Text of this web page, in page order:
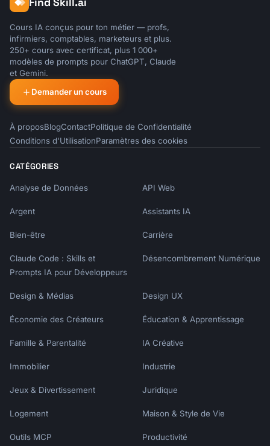
| 2 | | | | |
| 3 | | | | |
### Theme Deep Dives
[Detailed analysis of top 3-5 themes]
---
### Feedback by Segment
| Segment | Volume | Avg Sentiment | Top
Theme |
|---------|--------|---------------|---------
| [Segment 1] | | | |
---
## Key Insights
[Full insight analysis]
### Insight 2: [Title]
---
## Recommendations
| Priority | Recommendation | Owner |
Cours IA conçus pour ton métier — profs,
infirmiers, comptables, marketeurs et plus.
250+ cours avec certificat, plus 1 000+
modèles de prompts pour ChatGPT, Claude
et Gemini.
Demander un cours
À proposBlogContactPolitique de Confidentialité
Conditions d'UtilisationParamètres des cookies
CATÉGORIES
Analyse de Données API Web
Argent Assistants IA
Bien-être Carrière
Claude Code : Skills et
Prompts IA pour Développeurs
Désencombrement Numérique
Design & Médias Design UX
Économie des Créateurs Éducation & Apprentissage
Famille & Parentalité IA Créative
Immobilier Industrie
Jeux & Divertissement Juridique
Logement Maison & Style de Vie
Outils MCP Productivité